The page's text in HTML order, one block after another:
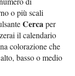
o più scali
Cercaper
il calendario
colorazione che
basso o medio